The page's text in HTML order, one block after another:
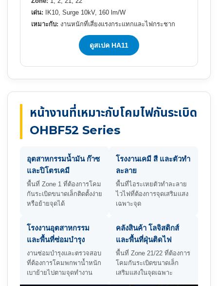
เด่น: IK10, Surge 10kV, 160 lm/W
เหมาะกับ: งานหนักที่เสี่ยงแรงกระแทกและไฟกระชาก
ดูสเปค HA11
หน้างานที่เหมาะกับโคมไฟกันระเบิด
OHBF52 Series
อุตสาหกรรมน้ำมัน ก๊าซ
และปิโตรเคมี
พื้นที่ Zone 1 ที่ต้องการโคม
กันระเบิดขนาดเล็กติดตั้งง่าย
หรือย้ายจุดได้
โรงงานเคมี สี และตัวทำ
ละลาย
พื้นที่ไอระเหยตัวทำละลาย
ไวไฟที่ต้องการจุดเสริมแสง
เฉพาะจุด
โรงงานอุตสาหกรรม
และพื้นที่ซ่อมบำรุง
งานซ่อมบำรุงและตรวจสอบ
ที่ต้องการโคมพกพาน้ำหนัก
เบาย้ายไปตามจุดทำงาน
คลังสินค้า โลจิสติกส์
และพื้นที่ฝุ่นติดไฟ
พื้นที่ Zone 21/22 ที่ต้องการ
โคมกันระเบิดขนาดเล็ก
เสริมแสงในจุดเฉพาะ